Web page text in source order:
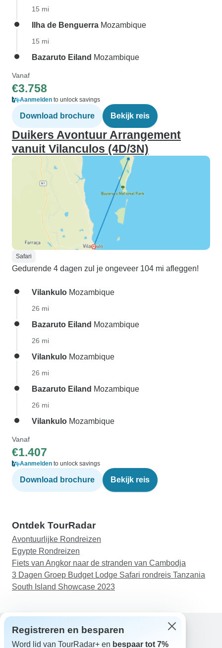
15 mi
Ilha de Benguerra Mozambique
15 mi
Bazaruto Eiland Mozambique
Vanaf
€3.758
Aanmelden to unlock savings
Download brochure Bekijk reis
Duikers Avontuur Arrangement
vanuit Vilanculos (4D/3N)
Safari
Gedurende 4 dagen zul je ongeveer 104 mi afleggen!
Vilankulo Mozambique
26 mi
Bazaruto Eiland Mozambique
26 mi
Vilankulo Mozambique
26 mi
Bazaruto Eiland Mozambique
26 mi
Vilankulo Mozambique
Vanaf
€1.407
Aanmelden to unlock savings
Download brochure Bekijk reis
Ontdek TourRadar
Avontuurlijke Rondreizen
Egypte Rondreizen
Fiets van Angkor naar de stranden van Cambodja
3 Dagen Groep Budget Lodge Safari rondreis Tanzania
South Island Showcase 2023
Hulp
Registreren en besparen
Word lid van TourRadar+ en bespaar tot 7%